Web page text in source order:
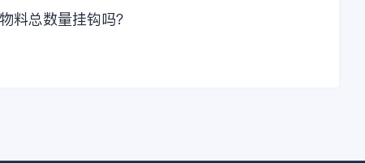
料总数量挂钩吗？